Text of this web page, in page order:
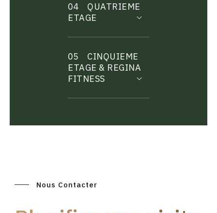
04
QUATRIEME
ETAGE
05
CINQUIEME
ETAGE & REGINA
FITNESS
Nous Contacter